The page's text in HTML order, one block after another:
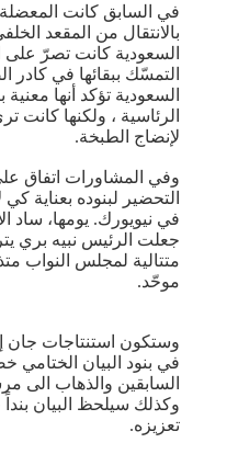
في السابق كانت
بالانتقال من المقعد
السعودية كانت تصرّ على
التمسّك ببقائها في كادر
السعودية تؤكد أنها معنية
الرئاسية ، ولكنها
لإنضاج الطبخة.
وفي المشاورات اتفاق
التحضير لبنوده بعناية
في نيويورك. يومها، ساد
جعلت الرئيس نبيه بري
متتالية لمجلس النواب
موحّد.
وستكون استنتاجات جان
في بنود البيان
السابقين والذهاب الى
وكذلك سيلحظ البيان
تعزيزه.